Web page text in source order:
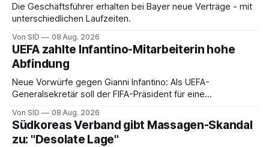
Die Geschäftsführer erhalten bei Bayer neue Verträge - mit
unterschiedlichen Laufzeiten.
Von SID 08 Aug. 2026
UEFA zahlte Infantino-Mitarbeiterin hohe
Abfindung
Neue Vorwürfe gegen Gianni Infantino: Als UEFA-
Generalsekretär soll der FIFA-Präsident für eine
Von SID 08 Aug. 2026
Südkoreas Verband gibt Massagen-Skandal
zu: "Desolate Lage"